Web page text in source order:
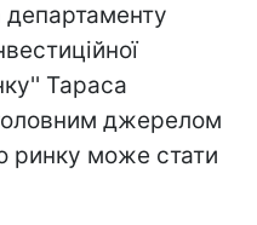
Тараса
джерелом
ринку може стати